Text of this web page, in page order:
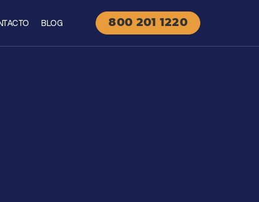
BLOG 800 201 1220